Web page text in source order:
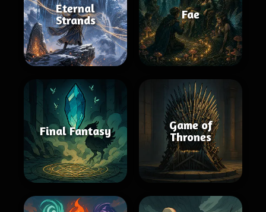
Eternal
Strands
Fae
Final Fantasy
Game of
Thrones